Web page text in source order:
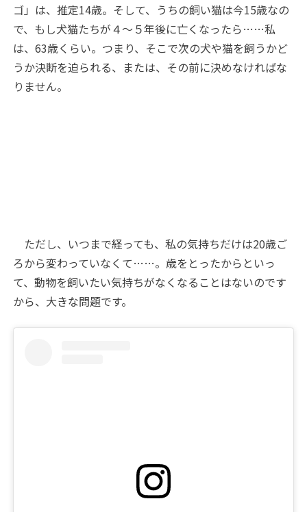
ゴ」は、推定14歳。そして、うちの飼い猫は今15歳なの
で、もし犬猫たちが４～５年後に亡くなったら……私
は、63歳くらい。つまり、そこで次の犬や猫を飼うかど
うか決断を迫られる、または、その前に決めなければな
りません。
ただし、いつまで経っても、私の気持ちだけは20歳ご
ろから変わっていなくて……。歳をとったからといっ
て、動物を飼いたい気持ちがなくなることはないのです
から、大きな問題です。